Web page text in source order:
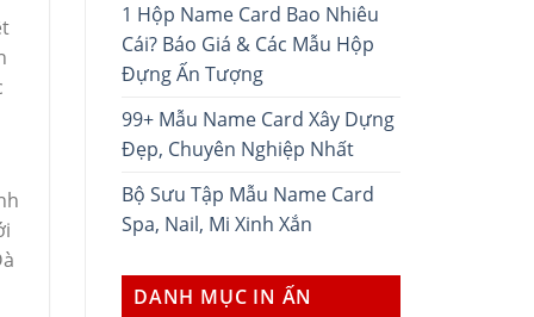
1 Hộp Name Card Bao Nhiêu
Cái? Báo Giá & Các Mẫu Hộp
Đựng Ấn Tượng
99+ Mẫu Name Card Xây Dựng
Đẹp, Chuyên Nghiệp Nhất
Bộ Sưu Tập Mẫu Name Card
Spa, Nail, Mi Xinh Xắn
DANH MỤC IN ẤN